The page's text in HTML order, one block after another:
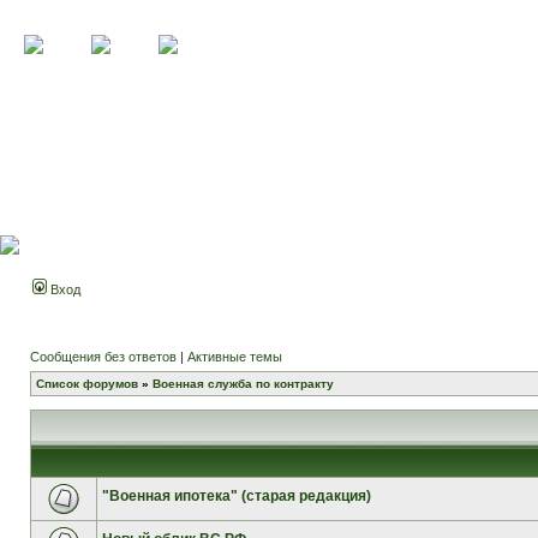
Вход
Сообщения без ответов | Активные темы
Список форумов » Военная служба по контракту
"Военная ипотека" (старая редакция)